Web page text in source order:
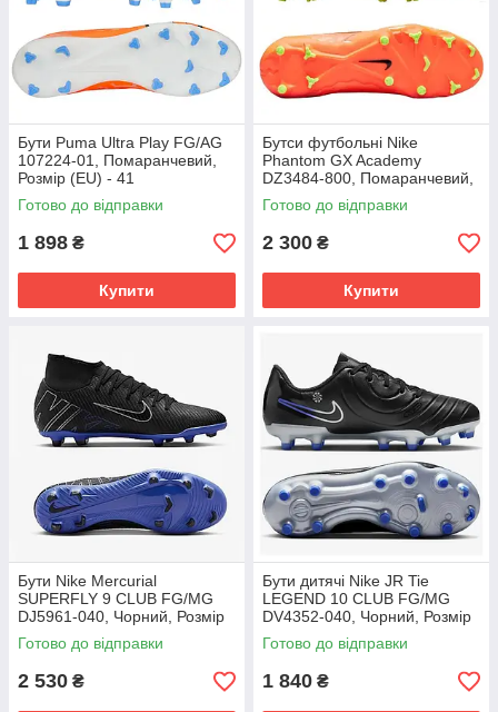
Бути Puma Ultra Play FG/AG
107224-01, Помаранчевий,
Розмір (EU) - 41
Готово до відправки
1 898 ₴
Купити
Бутси футбольні Nike
Phantom GX Academy
DZ3484-800, Помаранчевий,
Розмір (EU) - 39
Готово до відправки
2 300 ₴
Купити
Бути Nike Mercurial
SUPERFLY 9 CLUB FG/MG
DJ5961-040, Чорний, Розмір
(EU) - 42
Готово до відправки
2 530 ₴
Бути дитячі Nike JR Tie
LEGEND 10 CLUB FG/MG
DV4352-040, Чорний, Розмір
(EU) - 38.5
Готово до відправки
1 840 ₴